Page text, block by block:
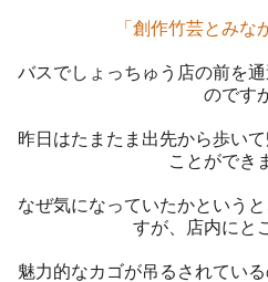
「創作竹芸とみな
バスでしょっちゅう店の前を
のです
昨日はたまたま出先から歩い
ことができ
なぜ気になっていたかという
すが、店内にと
魅力的なカゴが吊るされてい